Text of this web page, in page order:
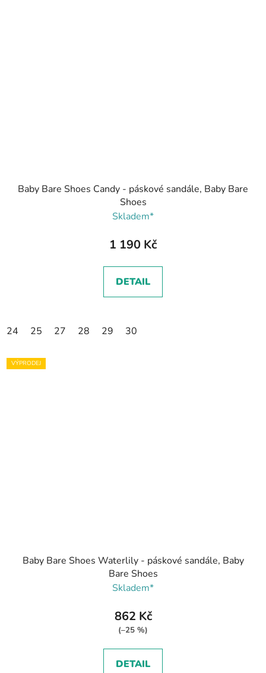
Baby Bare Shoes Candy - páskové sandále, Baby Bare
Shoes
Skladem*
1 190 Kč
DETAIL
24 25 27 28 29 30
VÝPRODEJ
Baby Bare Shoes Waterlily - páskové sandále, Baby
Bare Shoes
Skladem*
862 Kč
(–25 %)
DETAIL